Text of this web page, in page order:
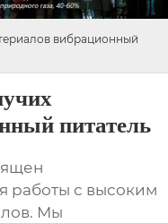
вибрационный
питатель
работы с высоким
. Мы